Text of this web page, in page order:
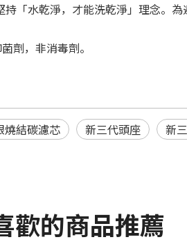
持「水乾淨，才能洗乾淨」理念。
劑，非消毒劑。
燒結碳濾芯 新三代頭座 新
歡的商品推薦